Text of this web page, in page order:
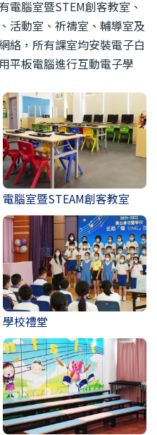
電腦室暨STEM創客教室、
活動室、祈禱室、輔導室及
絡，所有課室均安裝電子白
平板電腦進行互動電子學
電腦室暨STEAM創客教室
學校禮堂